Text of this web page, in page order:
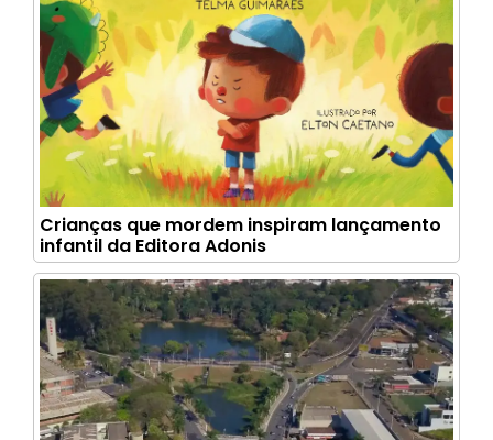
Crianças que mordem inspiram lançamento
infantil da Editora Adonis